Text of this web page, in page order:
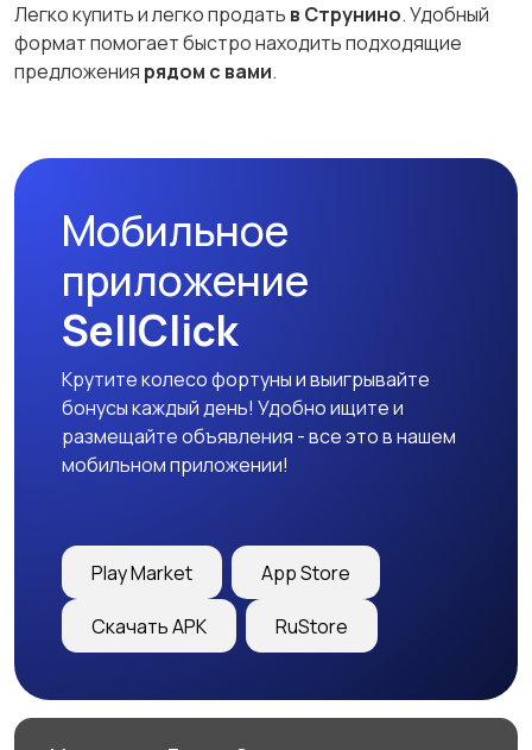
Легко купить и легко продать в Струнино. Удобный
формат помогает быстро находить подходящие
предложения рядом с вами.
Мобильное
приложение
SellClick
Крутите колесо фортуны и выигрывайте
бонусы каждый день! Удобно ищите и
размещайте объявления - все это в нашем
мобильном приложении!
Play Market App Store
Скачать APK RuStore